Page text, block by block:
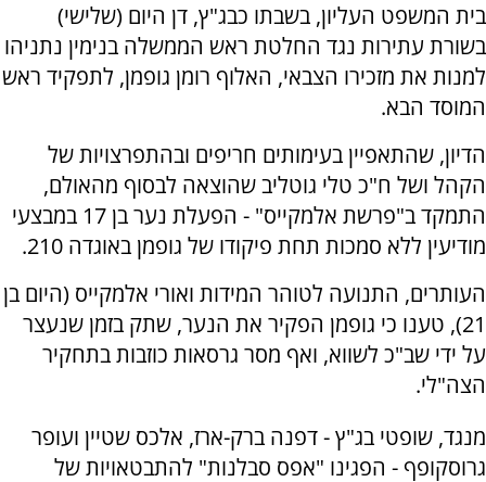
בית המשפט העליון, בשבתו כבג"ץ, דן היום (שלישי)
בשורת עתירות נגד החלטת ראש הממשלה בנימין נתניהו
למנות את מזכירו הצבאי, האלוף רומן גופמן, לתפקיד ראש
המוסד הבא.
הדיון, שהתאפיין בעימותים חריפים ובהתפרצויות של
הקהל ושל ח"כ טלי גוטליב שהוצאה לבסוף מהאולם,
התמקד ב"פרשת אלמקייס" - הפעלת נער בן 17 במבצעי
מודיעין ללא סמכות תחת פיקודו של גופמן באוגדה 210.
העותרים, התנועה לטוהר המידות ואורי אלמקייס (היום בן
21), טענו כי גופמן הפקיר את הנער, שתק בזמן שנעצר
על ידי שב"כ לשווא, ואף מסר גרסאות כוזבות בתחקיר
הצה"לי.
מנגד, שופטי בג"ץ - דפנה ברק-ארז, אלכס שטיין ועופר
גרוסקופף - הפגינו "אפס סבלנות" להתבטאויות של